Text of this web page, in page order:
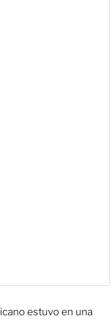
estuvo en una